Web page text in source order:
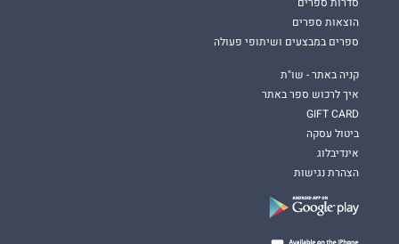
הוצאות ספרים
ספרים במבצעים ושיתופי פעולה
קניה באתר - שו"ת
איך לרכוש ספר באתר
GIFT CARD
ביטול עסקה
אינדיבלוג
הצהרת נגישות